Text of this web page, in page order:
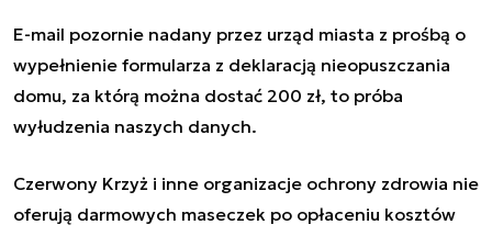
E-mail pozornie nadany przez urząd miasta z prośbą o
wypełnienie formularza z deklaracją nieopuszczania
domu, za którą można dostać 200 zł, to próba
wyłudzenia naszych danych.
Czerwony Krzyż i inne organizacje ochrony zdrowia nie
oferują darmowych maseczek po opłaceniu kosztów